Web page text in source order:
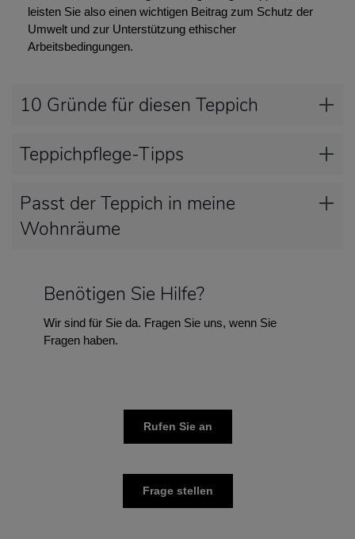
leisten Sie also einen wichtigen Beitrag zum Schutz der
Umwelt und zur Unterstützung ethischer
Arbeitsbedingungen.
10 Gründe für diesen Teppich
Teppichpflege-Tipps
Passt der Teppich in meine
Wohnräume
Benötigen Sie Hilfe?
Wir sind für Sie da. Fragen Sie uns, wenn Sie
Fragen haben.
Rufen Sie an
Frage stellen